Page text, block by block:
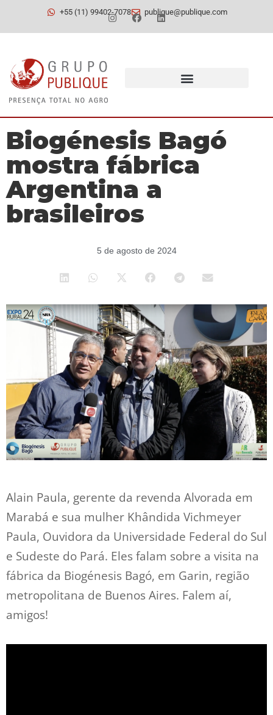
+55 (11) 99402-7078 publique@publique.com
Biogénesis Bagó
mostra fábrica
Argentina a
brasileiros
5 de agosto de 2024
Alain Paula, gerente da revenda Alvorada em
Marabá e sua mulher Khândida Vichmeyer
Paula, Ouvidora da Universidade Federal do Sul
e Sudeste do Pará. Eles falam sobre a visita na
fábrica da Biogénesis Bagó, em Garin, região
metropolitana de Buenos Aires. Falem aí,
amigos!